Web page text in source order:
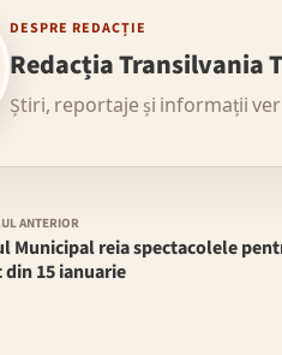
DESPRE REDACȚIE
Redacția Transilvania
Știri, reportaje și informații
ANTERIOR
Municipal reia spectacolele
15 ianuarie